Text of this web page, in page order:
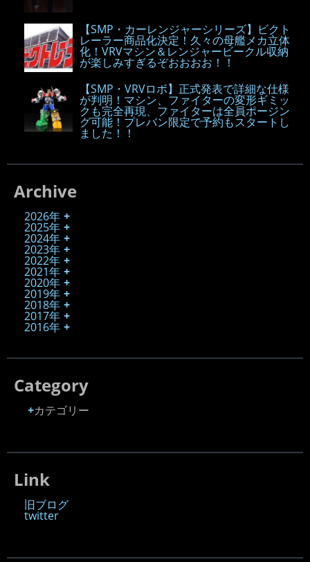
【SMP・カーレンジャーシリーズ】ビクト
レーラー商品化決定！久々の母艦メカ立体
化！VRVマシン＆レンジャービークル収納
が楽しみすぎるぞおおおお！！
【SMP・VRVロボ】正式発表で詳細な仕様
が判明！マシン、ファイターの変形ギミッ
クも完全再現、ファイターは全員ポージン
グ可能！プレバン限定で予約もスタートし
ました！！
Archive
2026年
2025年
2024年
2023年
2022年
2021年
2020年
2019年
2018年
2017年
2016年
Category
カテゴリー
Link
旧ブログ
twitter